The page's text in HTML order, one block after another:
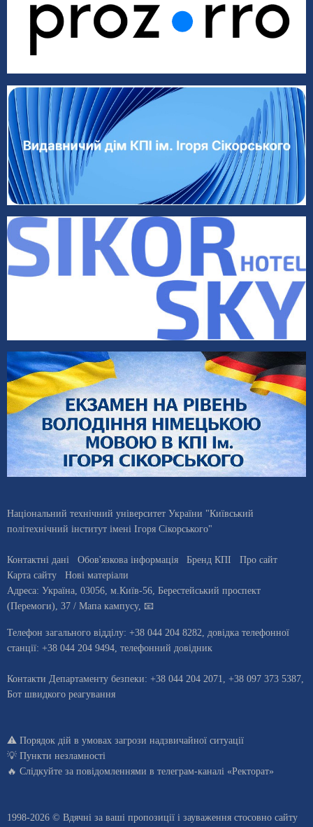
Національний технічний університет України "Київський
політехнічний інститут імені Ігоря Сікорського"
Контактні дані Обов'язкова інформація Бренд КПІ
Про сайт
Карта сайту
Нові матеріали
Адреса: Україна 03056 , м. Київ-56, Берестейський проспект
(Перемоги), 37 / Мапа кампусу, 📧
Телефон загального відділу: +38 044 204 8282, довiдка телефонної
станцiї: +38 044 204 9494, телефонний довідник
Контакти Департаменту безпеки: +38 044 204 2071, +38 097 373 5387,
Бот швидкого реагування
⚠️ Порядок дій в умовах загрози надзвичайної ситуації
💡 Пункти незламності
🔥 Слідкуйте за повідомленнями в телеграм-каналі «Ректорат»
1998-2026 © Вдячні за ваші пропозиції і зауваження стосовно сайту